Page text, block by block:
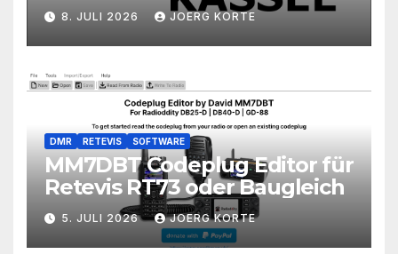
8. JULI 2026 JOERG KORTE
DMR RETEVIS SOFTWARE
MM7DBT Codeplug Editor für
Retevis RT73 oder Baugleich
5. JULI 2026 JOERG KORTE